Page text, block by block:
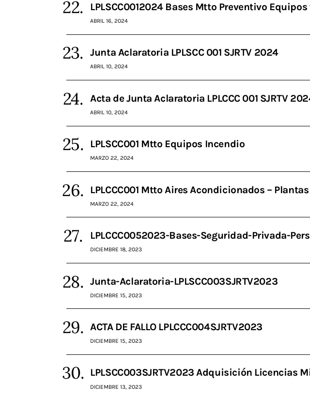
LPLSCC0012024 Bases Mtto Preventivo
ABRIL 16, 2024
Junta Aclaratoria LPLSCC 001 SJRTV 2024
ABRIL 10, 2024
Acta de Junta Aclaratoria LPLCCC 001 SJRTV
ABRIL 10, 2024
LPLSCC001 Mtto Equipos Incendio
MARZO 22, 2024
LPLCCC001 Mtto Aires Acondicionados –
MARZO 22, 2024
LPLCCC0052023-Bases-Seguridad-Privada-
DICIEMBRE 18, 2023
Junta-Aclaratoria-LPLSCC003SJRTV2023
DICIEMBRE 15, 2023
ACTA DE FALLO LPLCCC004SJRTV2023
DICIEMBRE 15, 2023
LPLSCC003SJRTV2023 Adquisición Licencias
DICIEMBRE 13, 2023